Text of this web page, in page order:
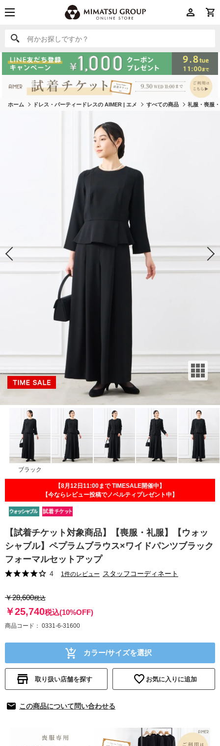
何かお探しですか？
何かお探しですか？
ホーム ドレス・パーティードレスの AIMER | エメ すべての商品 礼服・喪服
ブラック
【試着チケット対象商品】【喪服・礼服】【ウォッ
シャブル】ペプラムブラウス×ワイドパンツブラック
フォーマルセットアップ
4 1件のレビュー スタッフコーディネート
【8月12日11:00まで TIMESALE開催中】
【今ならレビュー投稿でノベルティプレゼント中】
￥28,600税込
￥25,740税込(10%OFF)
商品コード 0331-6-31600
カラー/サイズを選択
取り扱い店舗を探す お気に入りに追加
この商品について問い合わせる